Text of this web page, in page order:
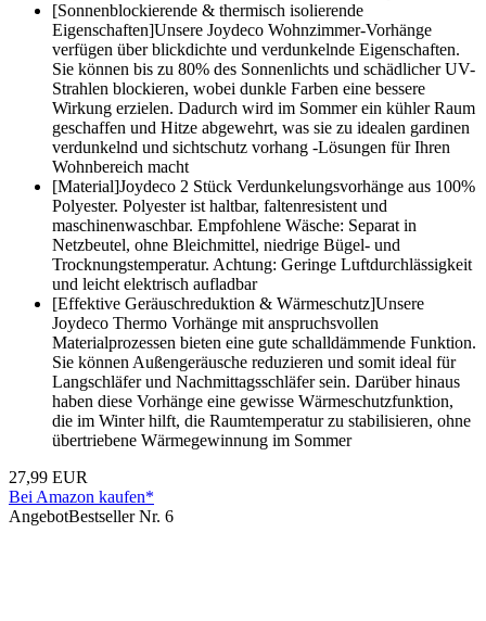
[Sonnenblockierende & thermisch isolierende
Eigenschaften]Unsere Joydeco Wohnzimmer-Vorhänge
verfügen über blickdichte und verdunkelnde Eigenschaften.
Sie können bis zu 80% des Sonnenlichts und schädlicher UV-
Strahlen blockieren, wobei dunkle Farben eine bessere
Wirkung erzielen. Dadurch wird im Sommer ein kühler Raum
geschaffen und Hitze abgewehrt, was sie zu idealen gardinen
verdunkelnd und sichtschutz vorhang -Lösungen für Ihren
Wohnbereich macht
[Material]Joydeco 2 Stück Verdunkelungsvorhänge aus 100%
Polyester. Polyester ist haltbar, faltenresistent und
maschinenwaschbar. Empfohlene Wäsche: Separat in
Netzbeutel, ohne Bleichmittel, niedrige Bügel- und
Trocknungstemperatur. Achtung: Geringe Luftdurchlässigkeit
und leicht elektrisch aufladbar
[Effektive Geräuschreduktion & Wärmeschutz]Unsere
Joydeco Thermo Vorhänge mit anspruchsvollen
Materialprozessen bieten eine gute schalldämmende Funktion.
Sie können Außengeräusche reduzieren und somit ideal für
Langschläfer und Nachmittagsschläfer sein. Darüber hinaus
haben diese Vorhänge eine gewisse Wärmeschutzfunktion,
die im Winter hilft, die Raumtemperatur zu stabilisieren, ohne
übertriebene Wärmegewinnung im Sommer
27,99 EUR
Bei Amazon kaufen*
AngebotBestseller Nr. 6